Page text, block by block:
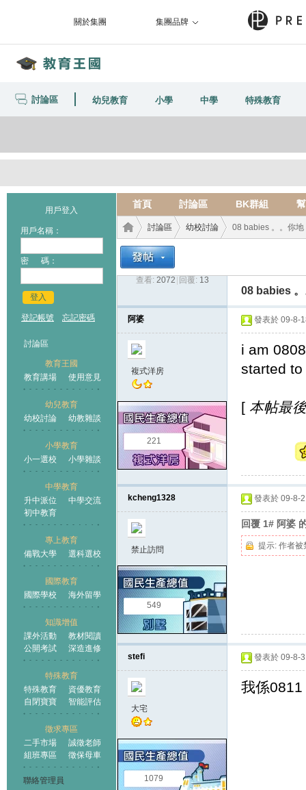
關於集團 集團品牌
討論區 幼兒教育 小學 中學 特殊教育
用戶登入
用戶名稱：
密 碼：
登入
登記帳號 忘記密碼
討論區
教育王國
教育講場
使用意見
幼兒教育
幼校討論
幼教雜談
小學教育
小一選校
小學雜談
中學教育
升中派位
中學交流
初中教育
專上教育
備戰大學
選科選校
國際教育
國際學校
海外留學
知識增值
課外活動
教材閱讀
公開考試
深造進修
特殊教育
特殊教育
資優教育
自閉寶寶
智能評估
徵求專區
二手市場
誠徵老師
組班專區
徵保母車
聯絡管理員
首頁 討論區 BK群組
王國
›
討論區
›
幼校討論 08 babies 。。你
查看: 2072 回覆: 13
08 babies
阿婆
複式洋房
221
發表於 09-8-
i am
started
[ 本帖最
kcheng1328
禁止訪問
549
發表於 09-8-
回覆 1# 阿婆
提示: 作者被
stefi
大宅
1079
發表於 09-8-
我係